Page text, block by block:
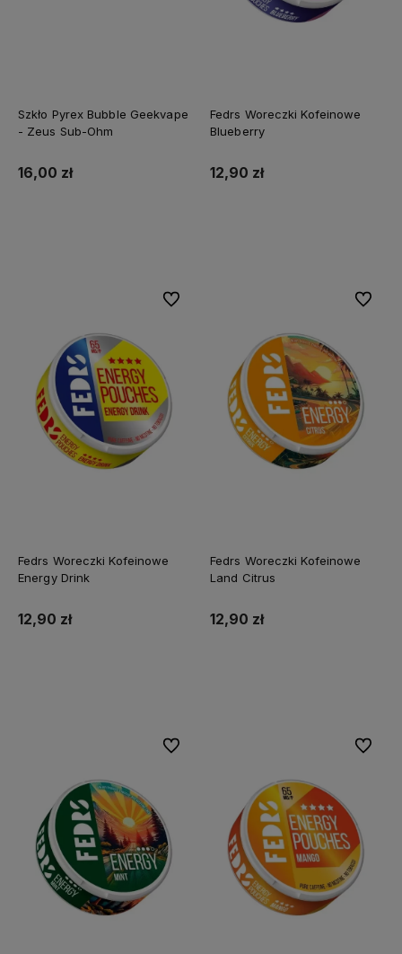
Szkło Pyrex Bubble Geekvape
- Zeus Sub-Ohm
16,00 zł
Fedrs Woreczki Kofeinowe
Blueberry
12,90 zł
Fedrs Woreczki Kofeinowe
Energy Drink
12,90 zł
Do ulubionych
Fedrs Woreczki Kofeinowe
Land Citrus
12,90 zł
Do
Do ulubionych Do